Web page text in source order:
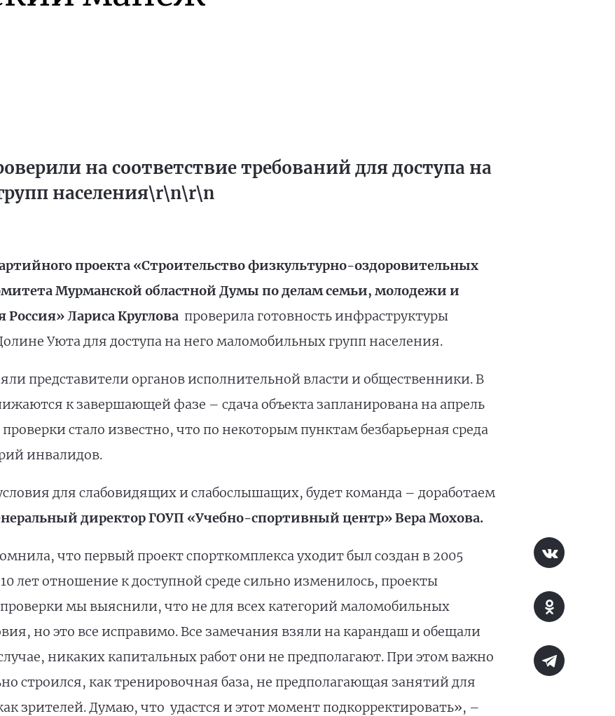
на соответствие требований для доступа на
населения\r\n\r\n
проекта «Строительство физкультурно-оздоровительных
Мурманской областной Думы по делам семьи, молодежи и
Лариса Круглова проверила готовность инфраструктуры
Уюта для доступа на него маломобильных групп населения.
представители органов исполнительной власти и общественники. В
к завершающей фазе – сдача объекта запланирована на апрель
стало известно, что по некоторым пунктам безбарьерная среда
инвалидов.
для слабовидящих и слабослышащих, будет команда – доработаем
директор ГОУП «Учебно-спортивный центр» Вера Мохова.
что первый проект спорткомплекса уходит был создан в 2005
лет отношение к доступной среде сильно изменилось, проекты
мы выяснили, что не для всех категорий маломобильных
но это все исправимо. Все замечания взяли на карандаш и обещали
никаких капитальных работ они не предполагают. При этом важно
строился, как тренировочная база, не предполагающая занятий для
зрителей. Думаю, что удастся и этот момент подкорректировать», –